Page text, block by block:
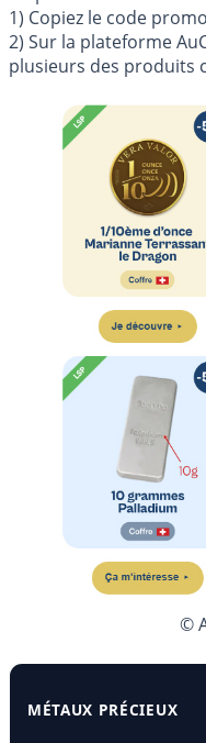
1) Copiez le code
2) Sur la plateforme
plusieurs des produits
©
MÉTAUX PRÉCIEUX